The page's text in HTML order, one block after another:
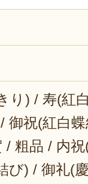
り) / 寿(紅
御祝(紅白
/ 粗品 / 内
び) / 御礼(